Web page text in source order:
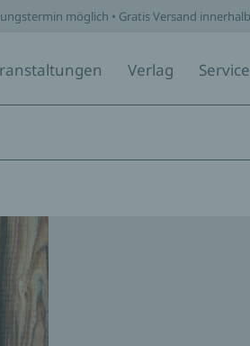
möglich • Gratis Versand
Verlag Service